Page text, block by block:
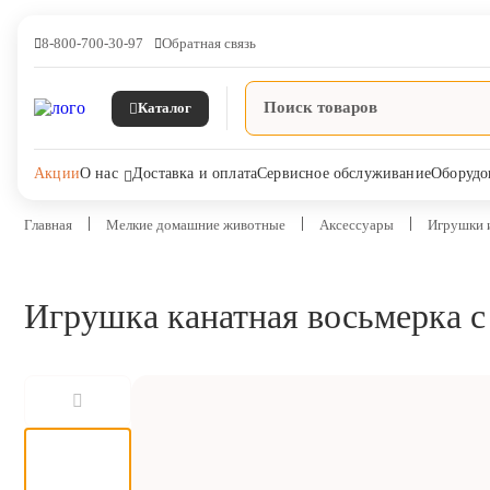
8-800-700-30-97 Обратная связь
Каталог
АкцииО нас Доставка и оплатаСервисное обслуживание
Ветпрепараты
Главная Мелкие домашние животные Аксессуары Игрушки
Игрушка канатная восьмерка